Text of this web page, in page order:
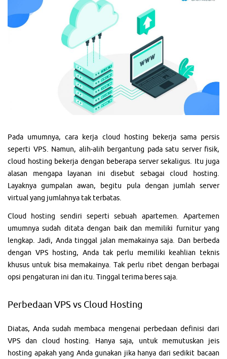
Pada umumnya, cara kerja cloud hosting bekerja sama persis
seperti VPS. Namun, alih-alih bergantung pada satu server fisik,
cloud hosting bekerja dengan beberapa server sekaligus. Itu juga
alasan mengapa layanan ini disebut sebagai cloud hosting.
Layaknya gumpalan awan, begitu pula dengan jumlah server
virtual yang jumlahnya tak terbatas.
Cloud hosting sendiri seperti sebuah apartemen. Apartemen
umumnya sudah ditata dengan baik dan memiliki furnitur yang
lengkap. Jadi, Anda tinggal jalan memakainya saja. Dan berbeda
dengan VPS hosting, Anda tak perlu memiliki keahlian teknis
khusus untuk bisa memakainya. Tak perlu ribet dengan berbagai
opsi pengaturan ini dan itu. Tinggal terima beres saja.
Perbedaan VPS vs Cloud Hosting
Diatas, Anda sudah membaca mengenai perbedaan definisi dari
VPS dan cloud hosting. Hanya saja, untuk memutuskan jeis
hosting apakah yang Anda gunakan jika hanya dari sedikit bacaan